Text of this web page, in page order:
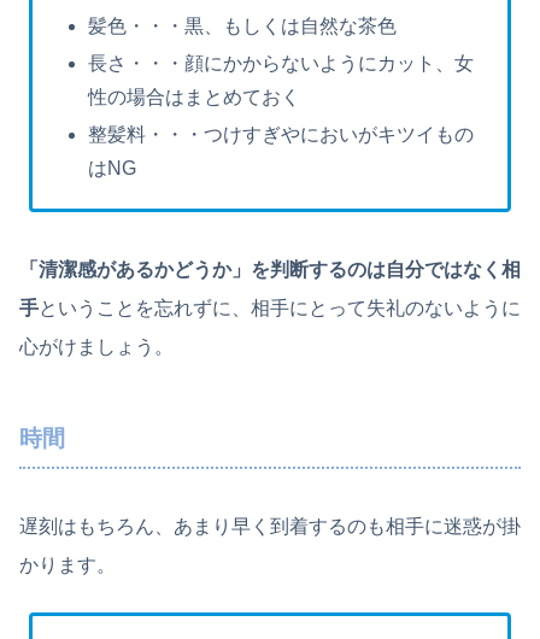
髪色・・・黒、もしくは自然な茶色
長さ・・・顔にかからないようにカット、女
性の場合はまとめておく
整髪料・・・つけすぎやにおいがキツイもの
はNG
「清潔感があるかどうか」を判断するのは自分ではなく相
手ということを忘れずに、相手にとって失礼のないように
心がけましょう。
時間
遅刻はもちろん、あまり早く到着するのも相手に迷惑が掛
かります。